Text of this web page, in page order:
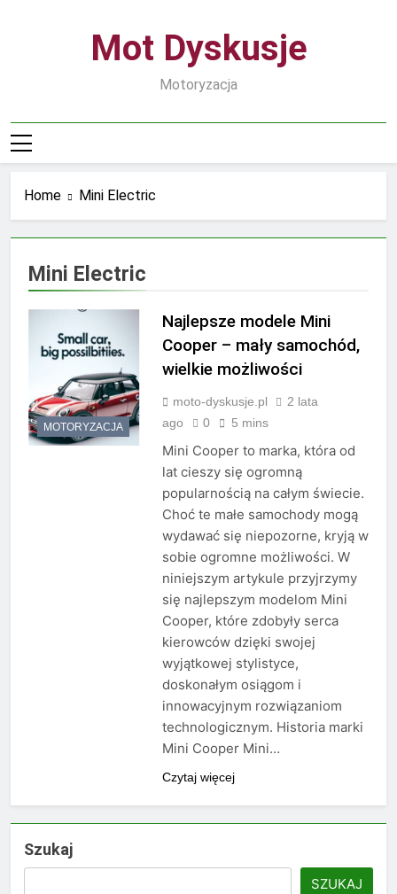
Mot Dyskusje
Motoryzacja
Home Mini Electric
Mini Electric
MOTORYZACJA
Najlepsze modele Mini
Cooper – mały samochód,
wielkie możliwości
moto-dyskusje.pl
2 lata
ago
0 5 mins
Mini Cooper to marka, która od
lat cieszy się ogromną
popularnością na całym świecie.
Choć te małe samochody mogą
wydawać się niepozorne, kryją w
sobie ogromne możliwości. W
niniejszym artykule przyjrzymy
się najlepszym modelom Mini
Cooper, które zdobyły serca
kierowców dzięki swojej
wyjątkowej stylistyce,
doskonałym osiągom i
innowacyjnym rozwiązaniom
technologicznym. Historia marki
Mini Cooper Mini…
Czytaj więcej
Szukaj
SZUKAJ